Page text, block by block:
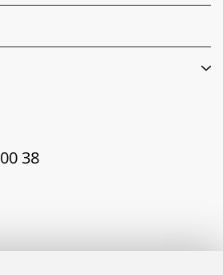
38